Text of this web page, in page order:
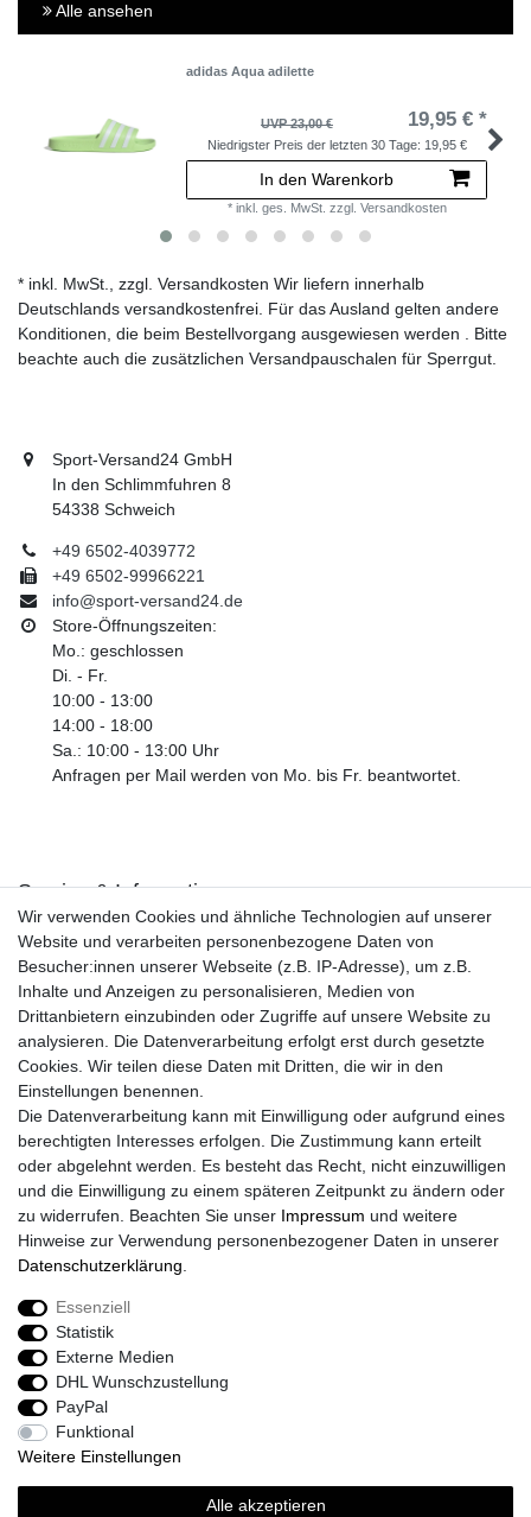
Alle ansehen
adidas Aqua adilette
UVP 23,00 € 19,95 € *
Niedrigster Preis der letzten 30 Tage: 19,95 €
In den Warenkorb
* inkl. ges. MwSt. zzgl. Versandkosten
* inkl. MwSt., zzgl. Versandkosten Wir liefern innerhalb
Deutschlands versandkostenfrei. Für das Ausland gelten andere
Konditionen, die beim Bestellvorgang ausgewiesen werden . Bitte
beachte auch die zusätzlichen Versandpauschalen für Sperrgut.
Sport-Versand24 GmbH
In den Schlimmfuhren 8
54338 Schweich
+49 6502-4039772
+49 6502-99966221
info@sport-versand24.de
Store-Öffnungszeiten:
Mo.: geschlossen
Di. - Fr.
10:00 - 13:00
14:00 - 18:00
Sa.: 10:00 - 13:00 Uhr
Anfragen per Mail werden von Mo. bis Fr. beantwortet.
Service & Informationen
Kontakt
Retouren
Widerrufsrecht
Widerrufs­formular
Impressum
Daten­schutz­erklärung
AGB
Größentabelle
Kataloge
Barrierefreiheitserklärung
Sicherheitsinformationen
Zahlung und Versand
Wir verwenden Cookies und ähnliche Technologien auf unserer
Website und verarbeiten personenbezogene Daten von
Besucher:innen unserer Webseite (z.B. IP-Adresse), um z.B.
Inhalte und Anzeigen zu personalisieren, Medien von
Drittanbietern einzubinden oder Zugriffe auf unsere Website zu
analysieren. Die Datenverarbeitung erfolgt erst durch gesetzte
Cookies. Wir teilen diese Daten mit Dritten, die wir in den
Einstellungen benennen.
Die Datenverarbeitung kann mit Einwilligung oder aufgrund eines
berechtigten Interesses erfolgen. Die Zustimmung kann erteilt
oder abgelehnt werden. Es besteht das Recht, nicht einzuwilligen
und die Einwilligung zu einem späteren Zeitpunkt zu ändern oder
zu widerrufen. Beachten Sie unser Impressum und weitere
Hinweise zur Verwendung personenbezogener Daten in unserer
Daten­schutz­erklärung
Essenziell
Statistik
Externe Medien
DHL Wunschzustellung
PayPal
Funktional
Weitere Einstellungen
Alle akzeptieren